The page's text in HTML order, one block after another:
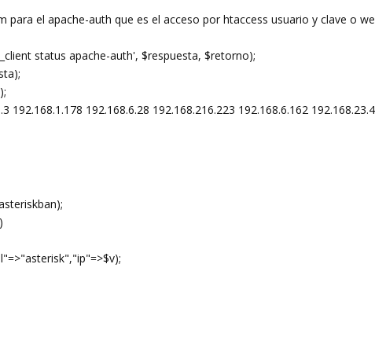
para el apache-auth que es el acceso por htaccess usuario y clave o
status apache-auth', $respuesta, $retorno);
192.168.1.178 192.168.6.28 192.168.216.223 192.168.6.162